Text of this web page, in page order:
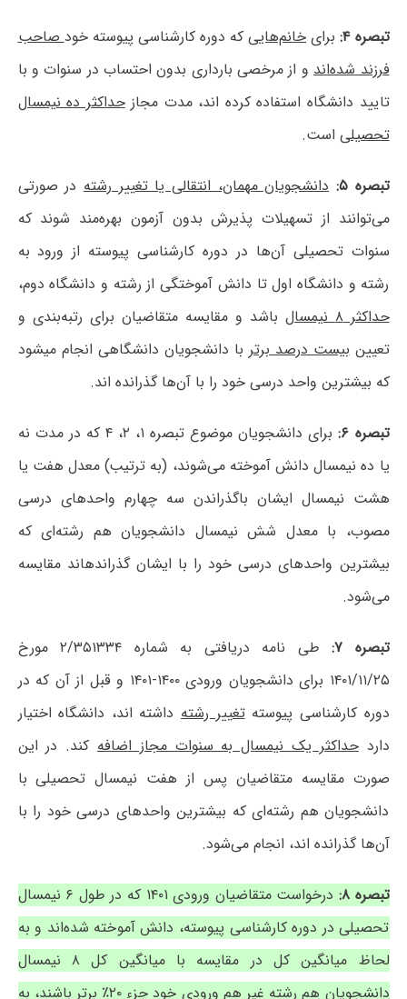
تبصره ۴: برایخانم‌هاییکه دوره کارشناسی پیوسته خودصاحب
فرزند شده‌اندو از مرخصی بارداری بدون احتساب در سنوات و با
تایید دانشگاه استفاده کرده اند، مدت مجازحداکثر ده نیمسال
تحصیلی است.
تبصره ۵: دانشجویان مهمان، انتقالی یا تغییر رشتهدر صورتی
می‌توانند از تسهیلات پذیرش بدون آزمون بهره‌مند شوند که
سنوات تحصیلی آن‌ها در دوره کارشناسی پیوسته از ورود به
رشته و دانشگاه اول تا دانش آموختگی از رشته و دانشگاه دوم،
حداکثر ۸ نیمسال
باشد و مقایسه متقاضیان برای رتبه‌بندی و
تعیینبیست درصد برتر با دانشجویان دانشگاهی انجام میشود
که بیشترین واحد درسی خود را با آن‌ها گذرانده اند.
تبصره ۶:
برای دانشجویان موضوع تبصره ۱، ۲، ۴ که در مدت نه
یا ده نیمسال دانش آموخته می‌شوند، (به ترتیب) معدل هفت یا
هشت نیمسال ایشان باگذراندن سه چهارم واحدهای درسی
مصوب، با معدل شش نیمسال دانشجویان هم رشته‌ای که
بیشترین واحدهای درسی خود را با ایشان گذراندهاند مقایسه
می‌شود.
تبصره ۷:
طی نامه دریافتی به شماره ۲/۳۵۱۳۳۴ مورخ
۱۴۰۱/۱۱/۲۵ برای دانشجویان ورودی ۱۴۰۰-۱۴۰۱ و قبل از آن که در
دوره کارشناسی پیوستهتغییر رشته داشته اند، دانشگاه اختیار
داردحداکثر یک نیمسال به سنوات مجاز اضافه کند. در این
صورت مقایسه متقاضیان پس از هفت نیمسال تحصیلی با
دانشجویان هم رشته‌ای که بیشترین واحدهای درسی خود را با
آن‌ها گذرانده اند، انجام می‌شود.
تبصره ۸:
درخواست متقاضیان ورودی ۱۴۰۱ که در طول ۶ نیمسال
تحصیلی در دوره کارشناسی پیوسته، دانش آموخته شده‌اند و به
لحاظ میانگین کل در مقایسه با میانگین کل ۸ نیمسال
دانشجویان هم رشته غیر هم ورودی خود جزء ۲۰٪ برتر باشند، به